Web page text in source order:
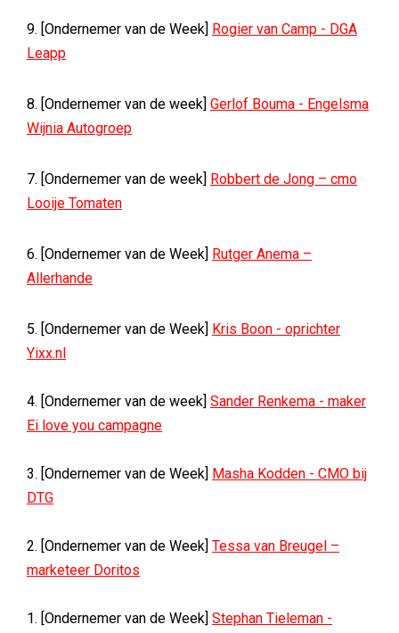
9. [Ondernemer van de Week] Rogier van Camp - DGA
Leapp
8. [Ondernemer van de week] Gerlof Bouma - Engelsma
Wijnia Autogroep
7. [Ondernemer van de week] Robbert de Jong – cmo
Looije Tomaten
6. [Ondernemer van de Week] Rutger Anema –
Allerhande
5. [Ondernemer van de Week] Kris Boon - oprichter
Yixx.nl
4. [Ondernemer van de week] Sander Renkema - maker
Ei love you campagne
3. [Ondernemer van de Week] Masha Kodden - CMO bij
DTG
2. [Ondernemer van de Week] Tessa van Breugel –
marketeer Doritos
1. [Ondernemer van de Week] Stephan Tieleman -